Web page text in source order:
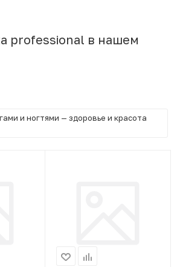
professional в нашем
и ногтями — здоровье и красота